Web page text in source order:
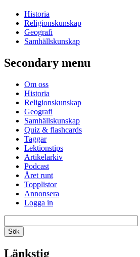
Historia
Religionskunskap
Geografi
Samhällskunskap
Secondary menu
Om oss
Historia
Religionskunskap
Geografi
Samhällskunskap
Quiz & flashcards
Taggar
Lektionstips
Artikelarkiv
Podcast
Året runt
Topplistor
Annonsera
Logga in
Länkstig